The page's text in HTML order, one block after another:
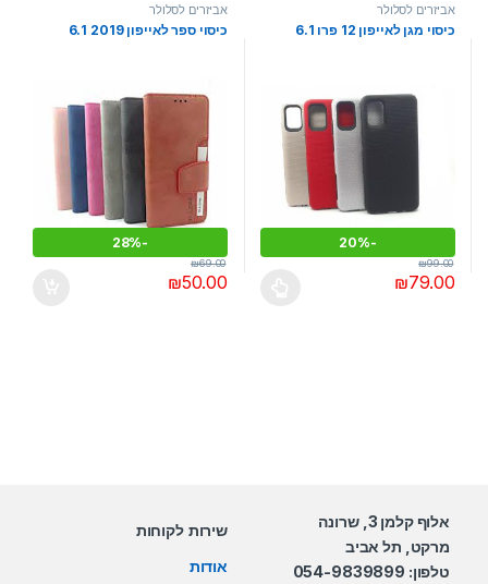
אביזרים לסלולר
כיסוי מגן לאייפון 12 פרו 6.1
-
20%
₪79.00
₪99.00
אביזרים לסלולר
כיסוי ספר לאייפון 2019 6.1
-
28%
₪50.00
₪69.00
אלוף קלמן 3, שרונה
מרקט, תל אביב
טלפון: 054-9839899
שירות לקוחות
אודות